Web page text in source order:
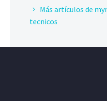
Más artículos de
tecnicos